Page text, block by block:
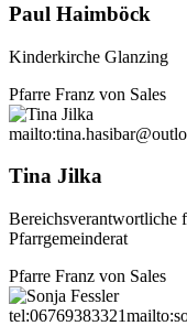
Paul Haimböck
Kinderkirche Glanzing
Pfarre Franz von Sales
Tina Jilka
Bereichsverantwortliche
Pfarrgemeinderat
Pfarre Franz von Sales
tel:06769383321